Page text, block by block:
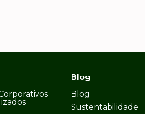
Blog
Blog
Sustentabilidade